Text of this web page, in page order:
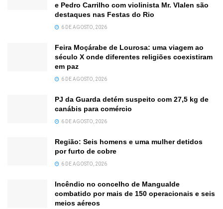
e Pedro Carrilho com violinista Mr. Vlalen são
destaques nas Festas do Rio
6 DE AGOSTO, 2026
Feira Moçárabe de Lourosa: uma viagem ao
século X onde diferentes religiões coexistiram
em paz
6 DE AGOSTO, 2026
PJ da Guarda detém suspeito com 27,5 kg de
canábis para comércio
6 DE AGOSTO, 2026
Região: Seis homens e uma mulher detidos
por furto de cobre
6 DE AGOSTO, 2026
Incêndio no concelho de Mangualde
combatido por mais de 150 operacionais e seis
meios aéreos